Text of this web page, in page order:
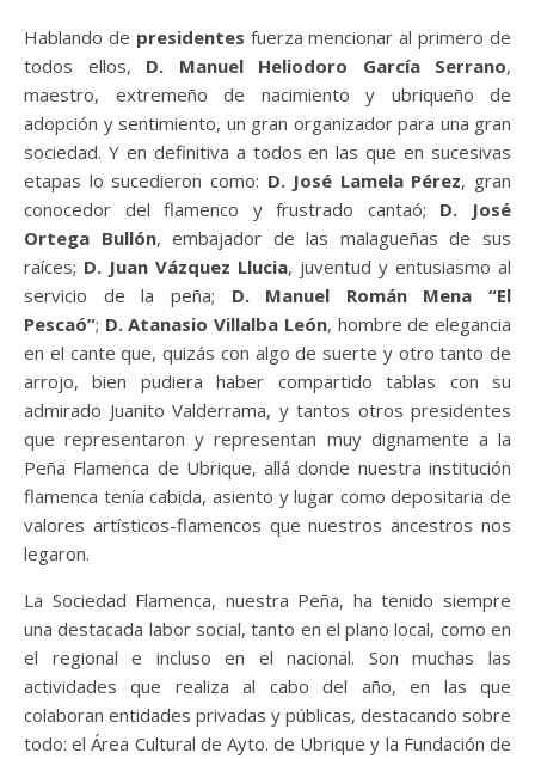
Hablando de presidentes fuerza mencionar al primero de
todos ellos, D. Manuel Heliodoro García Serrano,
maestro, extremeño de nacimiento y ubriqueño de
adopción y sentimiento, un gran organizador para una gran
sociedad. Y en definitiva a todos en las que en sucesivas
etapas lo sucedieron como: D. José Lamela Pérez, gran
conocedor del flamenco y frustrado cantaó; D. José
Ortega Bullón, embajador de las malagueñas de sus
raíces; D. Juan Vázquez Llucia, juventud y entusiasmo al
servicio de la peña; D. Manuel Román Mena “El
Pescaó”; D. Atanasio Villalba León, hombre de elegancia
en el cante que, quizás con algo de suerte y otro tanto de
arrojo, bien pudiera haber compartido tablas con su
admirado Juanito Valderrama, y tantos otros presidentes
que representaron y representan muy dignamente a la
Peña Flamenca de Ubrique, allá donde nuestra institución
flamenca tenía cabida, asiento y lugar como depositaria de
valores artísticos-flamencos que nuestros ancestros nos
legaron.
La Sociedad Flamenca, nuestra Peña, ha tenido siempre
una destacada labor social, tanto en el plano local, como en
el regional e incluso en el nacional. Son muchas las
actividades que realiza al cabo del año, en las que
colaboran entidades privadas y públicas, destacando sobre
todo: el Área Cultural de Ayto. de Ubrique y la Fundación de